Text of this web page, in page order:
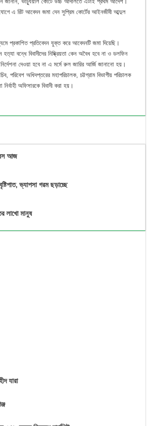
এ রিট আবেদন জমা দেন সুপ্রিম কোর্টের আইনজীবী আব্দুল
প্রকাশিত প্রতিবেদন যুক্ত করে আবেদনটি জমা দিয়েছি।
বন্ধে বিবাদীদের নিষ্ক্রিয়তা কেন অবৈধ হবে না ও ডলফিন
দেওয়া হবে না এ মর্মে রুল জারির আর্জি জানানো হয়।
পরিবেশ অধিদপ্তরের মহাপরিচালক, চট্টগ্রাম বিভাগীয় পরিচালক
অফিসারকে বিবাদী করা হয়।
আজ
ভ্যাপসা গরম ছড়াচ্ছে
লাখো মানুষ
যারা